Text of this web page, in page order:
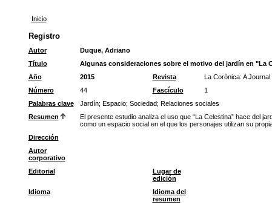
Inicio
Registro
Autor
Duque, Adriano
Título
Algunas consideraciones sobre el motivo del jardín en "La
Año
2015 Revista La Corónica: A
Número
44 Fascículo 1
Palabras clave
Jardín; Espacio; Sociedad; Relaciones sociales
Resumen
El presente estudio analiza el uso que “La Celestina” hace del
como un espacio social en el que los personajes utilizan su
Dirección
Autor
corporativo
Editorial
Lugar de
edición
Idioma
Idioma del
resumen